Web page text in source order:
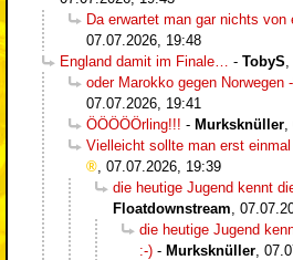
Da erwartet man gar nichts von
07.07.2026, 19:48
England damit im Finale…
- TobyS
oder Marokko gegen Norwegen
07.07.2026, 19:41
ÖÖÖÖÖrling!!! - Murksknüller
Vielleicht sollte man erst einmal
07.07.2026, 19:39
die heutige Jugend kennt
Floatdownstream
die heutige Jugend
:-) - Murksknüller